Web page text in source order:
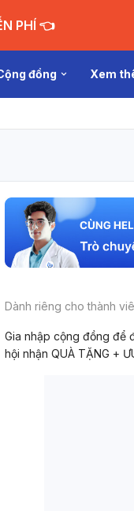
MIỄN PHÍ 👈
đồng Xem
Dành riêng cho thành
Gia nhập cộng đồng để
hội nhận QUÀ TẶNG +